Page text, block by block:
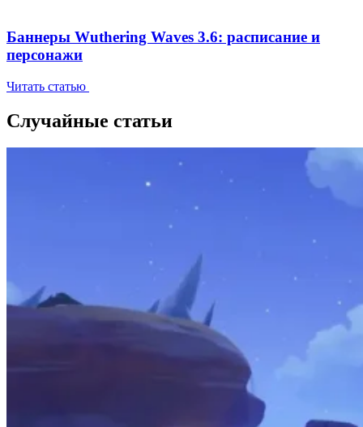
Баннеры Wuthering Waves 3.6: расписание и
персонажи
Читать статью
Случайные статьи